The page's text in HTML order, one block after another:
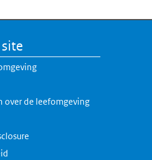
over de leefomgeving